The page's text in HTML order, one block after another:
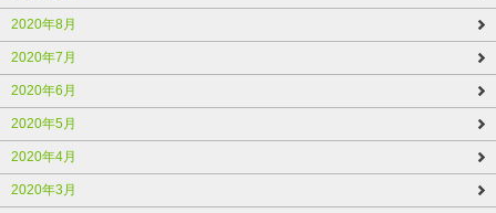
2020年8月
2020年7月
2020年6月
2020年5月
2020年4月
2020年3月